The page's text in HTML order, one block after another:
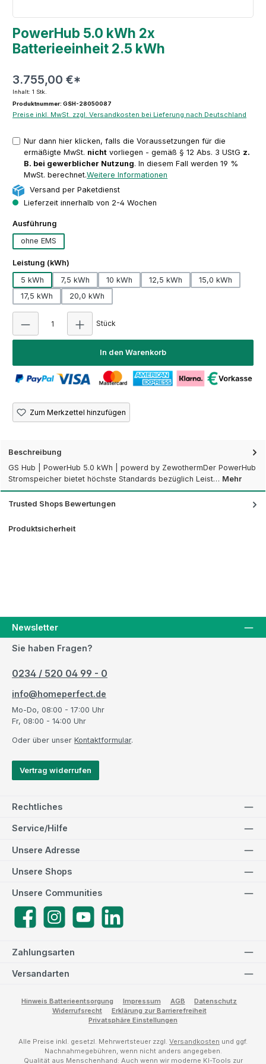
PowerHub 5.0 kWh 2x
Batterieeinheit 2.5 kWh
3.755,00 €*
Inhalt: 1 Stk.
Produktnummer: GSH-28050087
Preise inkl. MwSt. zzgl. Versandkosten bei Lieferung nach Deutschland
Nur dann hier klicken, falls die Voraussetzungen für die
ermäßigte MwSt. nicht vorliegen - gemäß § 12 Abs. 3 UStG z.
B. bei gewerblicher Nutzung. In diesem Fall werden 19 %
MwSt. berechnet.Weitere Informationen
Versand per Paketdienst
Lieferzeit innerhalb von 2-4 Wochen
Ausführung
ohne EMS
Leistung (kWh)
5 kWh
7,5 kWh 10 kWh 12,5 kWh
15,0 kWh
17,5 kWh
20,0 kWh
Stück
In den Warenkorb
Zum Merkzettel hinzufügen
Beschreibung
GS Hub | PowerHub 5.0 kWh | powerd by ZewothermDer PowerHub
Stromspeicher bietet höchste Standards bezüglich Leist… Mehr
Trusted Shops Bewertungen
Produktsicherheit
Newsletter
Sie haben Fragen?
0234 / 520 04 99 - 0
info@homeperfect.de
Mo-Do, 08:00 - 17:00 Uhr
Fr, 08:00 - 14:00 Uhr
Oder über unser Kontaktformular.
Vertrag widerrufen
Rechtliches
Service/Hilfe
Zahlungsarten
Versandarten
Unsere Adresse
Unsere Communities
FacebookInstagramYouTube LinkedIn
Unsere Shops
Hinweis Batterieentsorgung Impressum AGB
Datenschutz
Widerrufsrecht
Erklärung zur Barrierefreiheit
Privatsphäre Einstellungen
Alle Preise inkl. gesetzl. Mehrwertsteuer zzgl. Versandkosten und ggf.
Nachnahmegebühren, wenn nicht anders angegeben.
Qualität aus Menschenhand: Auch wenn wir moderne KI-Tools zur